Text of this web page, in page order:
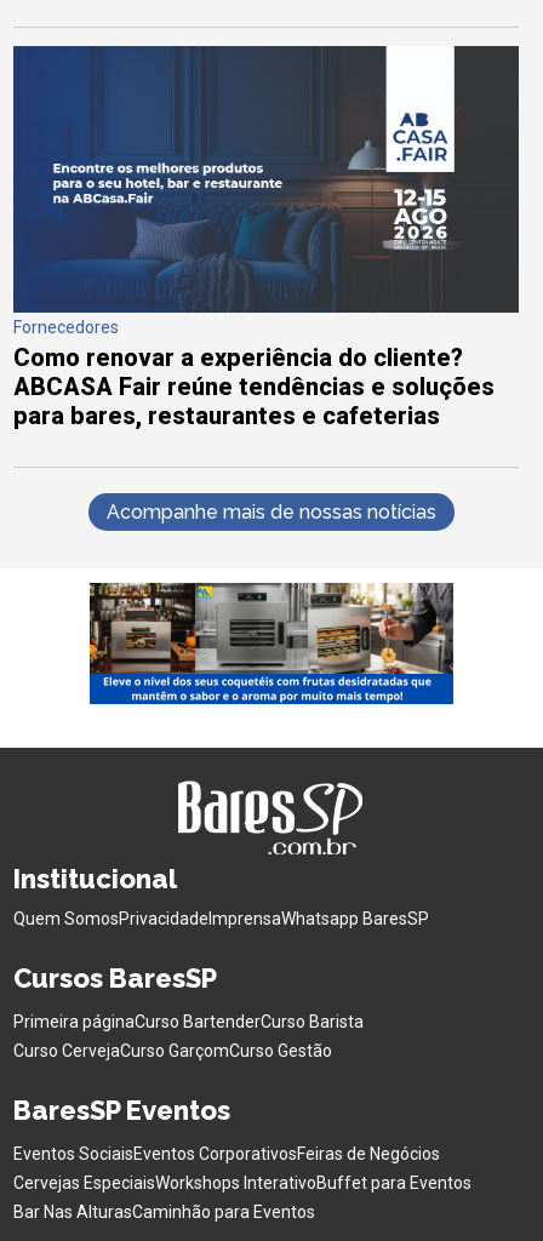
Fornecedores
Como renovar a experiência do cliente?
ABCASA Fair reúne tendências e soluções
para bares, restaurantes e cafeterias
Acompanhe mais de nossas notícias
Institucional
Quem SomosPrivacidade ImprensaWhatsapp BaresSP
Cursos BaresSP
Primeira páginaCurso BartenderCurso Barista
Curso CervejaCurso GarçomCurso Gestão
BaresSP Eventos
Eventos SociaisEventos CorporativosFeiras de Negócios
Cervejas EspeciaisWorkshops InterativoBuffet para Eventos
Bar Nas AlturasCaminhão para Eventos